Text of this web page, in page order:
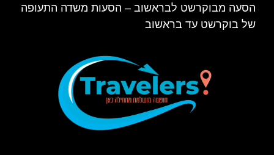
הסעה מבוקרשט לבראשוב – הסעות משדה התעופה
של בוקרשט עד בראשוב